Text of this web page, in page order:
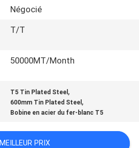
Négocié
T/T
50000MT/Month
T5 Tin Plated Steel ,
600mm Tin Plated Steel ,
Bobine en acier du fer-blanc T5
MEILLEUR PRIX